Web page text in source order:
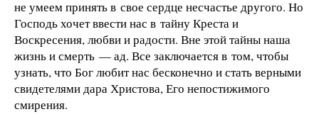
не умеем принять в свое сердце несчастье другого. Но
Господь хочет ввести нас в тайну Креста и
Воскресения, любви и радости. Вне этой тайны наша
жизнь и смерть — ад. Все заключается в том, чтобы
узнать, что Бог любит нас бесконечно и стать верными
свидетелями дара Христова, Его непостижимого
смирения.